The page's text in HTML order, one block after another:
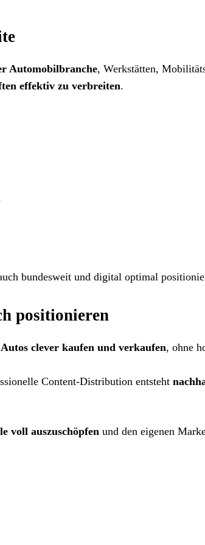
Automobilbranche, Werkstätten,
effektiv zu verbreiten.
bundesweit und digital optimal
positionieren
Autos clever kaufen und verkaufen, ohne
Content-Distribution entsteht
voll auszuschöpfen und den eigenen